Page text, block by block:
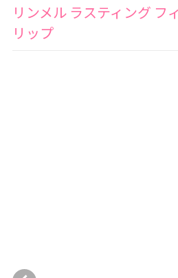
リンメル ラスティング フ
リップ